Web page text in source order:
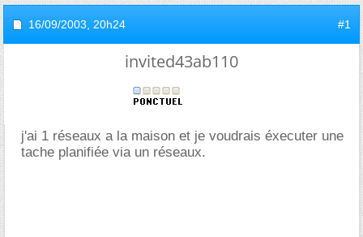
16/09/2003, 20h24 #1
invited43ab110
j'ai 1 réseaux a la maison et je voudrais éxecuter une
tache planifiée via un réseaux.